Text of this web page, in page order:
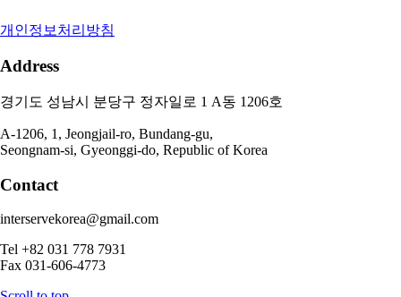
개인정보처리방침
Address
경기도 성남시 분당구 정자일로 1 A동 1206호
A-1206, 1, Jeongjail-ro, Bundang-gu,
Seongnam-si, Gyeonggi-do, Republic of Korea
Contact
interservekorea@gmail.com
Tel +82 031 778 7931
Fax 031-606-4773